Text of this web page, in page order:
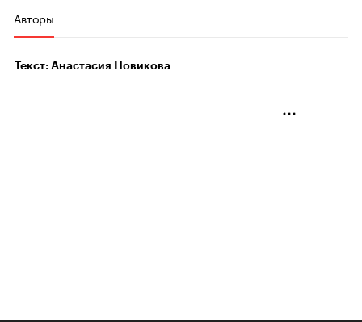
Авторы
Текст: Анастасия Новикова